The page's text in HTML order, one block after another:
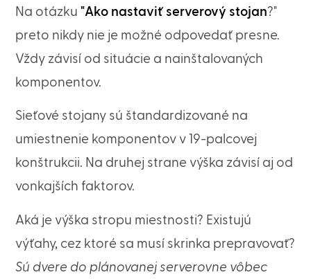
Na otázku"Ako nastaviť serverový stojan?"
preto nikdy nie je možné odpovedať presne.
Vždy závisí od situácie a nainštalovaných
komponentov.
Sieťové stojany sú štandardizované na
umiestnenie komponentov v 19-palcovej
konštrukcii. Na druhej strane výška závisí aj od
vonkajších faktorov.
Aká je výška stropu miestnosti? Existujú
výťahy, cez ktoré sa musí skrinka prepravovať?
Sú dvere do plánovanej serverovne vôbec